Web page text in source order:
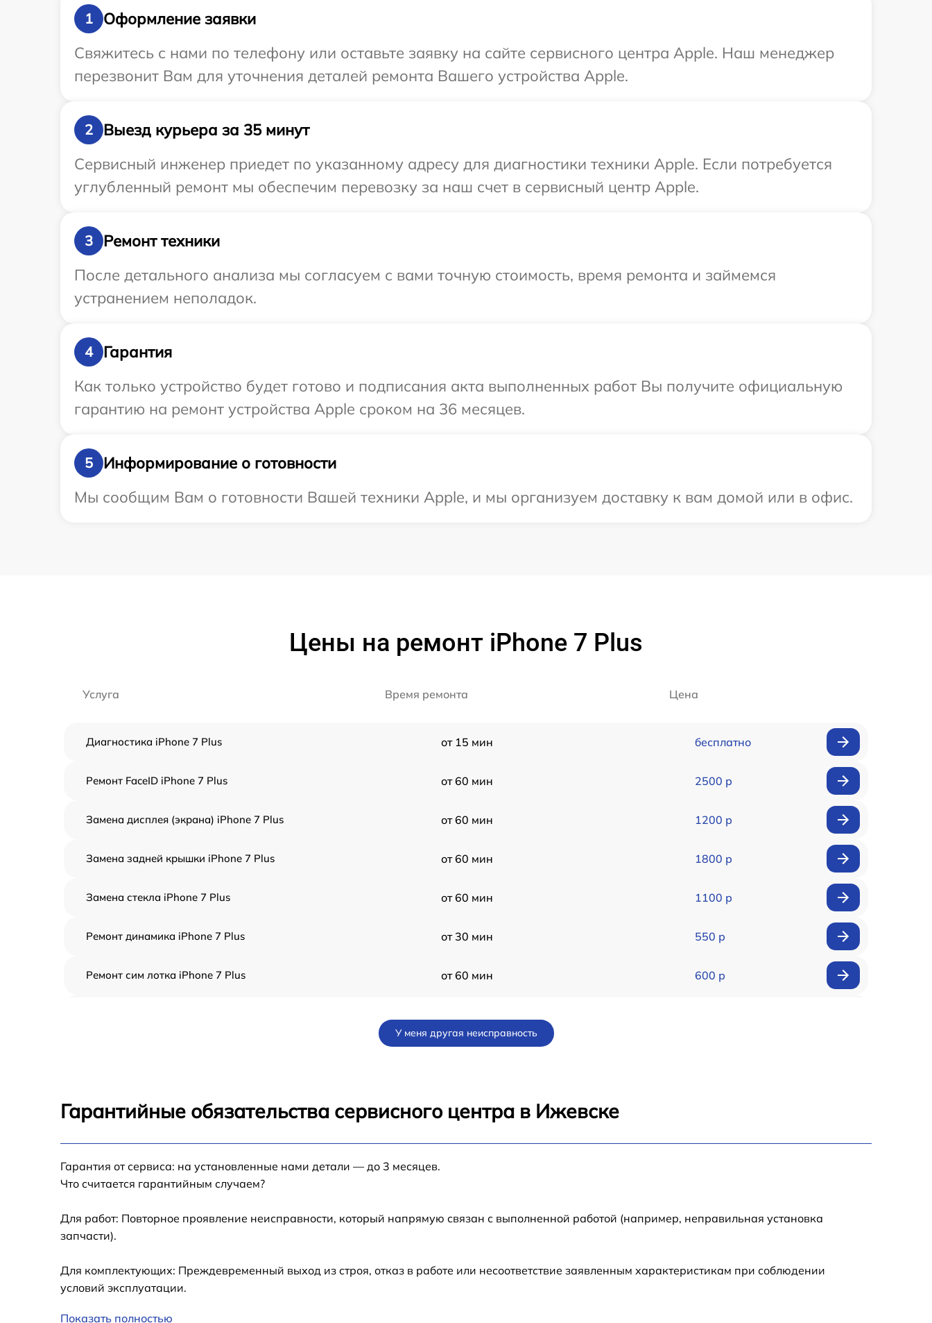
1
Оформление заявки
Свяжитесь с нами по телефону или оставьте заявку на сайте сервисного центра Apple. Наш менеджер
перезвонит Вам для уточнения деталей ремонта Вашего устройства Apple.
2
Выезд курьера за 35 минут
Сервисный инженер приедет по указанному адресу для диагностики техники Apple. Если потребуется
углубленный ремонт мы обеспечим перевозку за наш счет в сервисный центр Apple.
3
Ремонт техники
После детального анализа мы согласуем с вами точную стоимость, время ремонта и займемся
устранением неполадок.
4
Гарантия
Как только устройство будет готово и подписания акта выполненных работ Вы получите официальную
гарантию на ремонт устройства Apple сроком на 36 месяцев.
5
Информирование о готовности
Мы сообщим Вам о готовности Вашей техники Apple, и мы организуем доставку к вам домой или в офис.
Цены на ремонт iPhone 7 Plus
Услуга Время ремонта Цена
Диагностика iPhone 7 Plus от 15 мин бесплатно
Ремонт FaceID iPhone 7 Plus от 60 мин 2500 р
Замена дисплея (экрана) iPhone 7 Plus от 60 мин 1200 р
Замена задней крышки iPhone 7 Plus от 60 мин 1800 р
Замена стекла iPhone 7 Plus от 60 мин 1100 р
Ремонт динамика iPhone 7 Plus от 30 мин 550 р
Ремонт сим лотка iPhone 7 Plus от 60 мин 600 р
Замена стекла камеры iPhone 7 Plus
Замена Wi-Fi iPhone 7 Plus
У меня другая неисправность
Гарантийные обязательства сервисного центра в Ижевске
Гарантия от сервиса: на установленные нами детали — до 3 месяцев.
Что считается гарантийным случаем?
Для работ: Повторное проявление неисправности, который напрямую связан с выполненной работой (например, неправильная установка
запчасти).
Для комплектующих: Преждевременный выход из строя, отказ в работе или несоответствие заявленным характеристикам при соблюдении
условий эксплуатации.
Показать полностью